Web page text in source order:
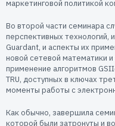
маркетинговой политикой
Во второй части семинара
перспективных технологий,
Guardant, и аспекты их
новой сетевой математики
применение алгоритмов
TRU, доступных в ключах
моменты работы с
Как обычно, завершила
которой были затронуты и